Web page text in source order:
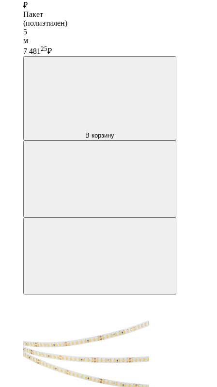
₽
Пакет
(полиэтилен)
5
м
7 481 25₽
В корзину